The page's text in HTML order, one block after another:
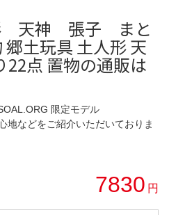
天神 張子 まと
土玩具 土人形 天
22点 置物の通販は
限定モデル
地などをご紹介いただいておりま
7830 円